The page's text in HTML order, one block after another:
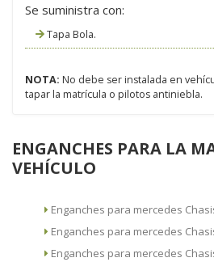
Se suministra con:
Tapa Bola.
NOTA: No debe ser instalada en
tapar la matrícula o pilotos antiniebla.
ENGANCHES PARA LA
VEHÍCULO
Enganches para mercedes
Enganches para mercedes
Enganches para mercedes